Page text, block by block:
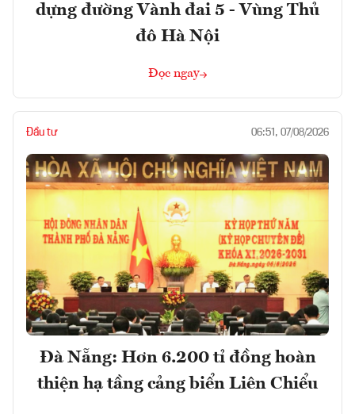
dựng đường Vành đai 5 - Vùng Thủ
đô Hà Nội
Đọc ngay
Đầu tư 06:51, 07/08/2026
Đà Nẵng: Hơn 6.200 tỉ đồng hoàn
thiện hạ tầng cảng biển Liên Chiểu